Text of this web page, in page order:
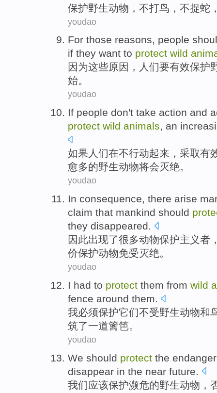
保护野生动物 ， 不打鸟 ，不捉蛇
youdao
For those reasons, people
if they want to protect wild
因为这些原因 ， 人们要有效保护
始。
youdao
If people don't take action and
protect wild animals, an
如果 人们在不行动起来， 采取有
愈多的野生动物将会灭绝。
youdao
In consequence, there arise
claim that mankind should
they disappeared.
因此出现了很多动物保护主义者
价保护动物免受灭绝。
youdao
I had to protect them from wild
fence around them.
我必须保护它们不受野生动物和
筑了一道篱笆。
youdao
We should protect the
disappear in the near future.
我们应该保护濒危的野生动物，